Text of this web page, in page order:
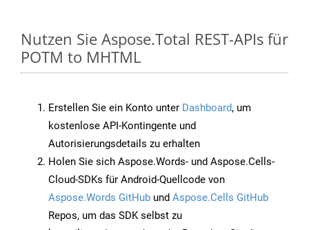
Nutzen Sie Aspose.Total REST-APIs für
POTM to MHTML
Erstellen Sie ein Konto unter Dashboard, um
kostenlose API-Kontingente und
Autorisierungsdetails zu erhalten
Holen Sie sich Aspose.Words- und Aspose.Cells-
Cloud-SDKs für Android-Quellcode von
Aspose.Words GitHub und Aspose.Cells GitHub
Repos, um das SDK selbst zu